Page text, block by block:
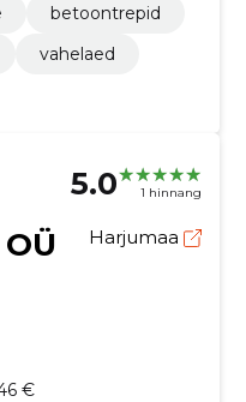
betoontrepid
vahelaed
5.0 1 hinnang
Harjumaa
€